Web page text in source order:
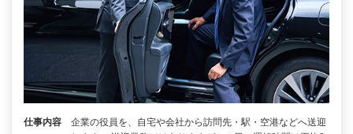
仕事内容
企業の役員を、自宅や会社から訪問先・駅・空港などへ送迎